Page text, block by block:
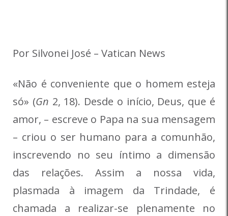
Por Silvonei José – Vatican News
«Não é conveniente que o homem esteja
só» (Gn 2, 18). Desde o início, Deus, que é
amor, – escreve o Papa na sua mensagem
– criou o ser humano para a comunhão,
inscrevendo no seu íntimo a dimensão
das relações. Assim a nossa vida,
plasmada à imagem da Trindade, é
chamada a realizar-se plenamente no